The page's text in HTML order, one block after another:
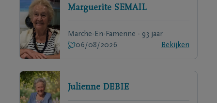
Marguerite SEMAIL
Marche-En-Famenne - 93 jaar
06/08/2026
Bekijken
Julienne DEBIE